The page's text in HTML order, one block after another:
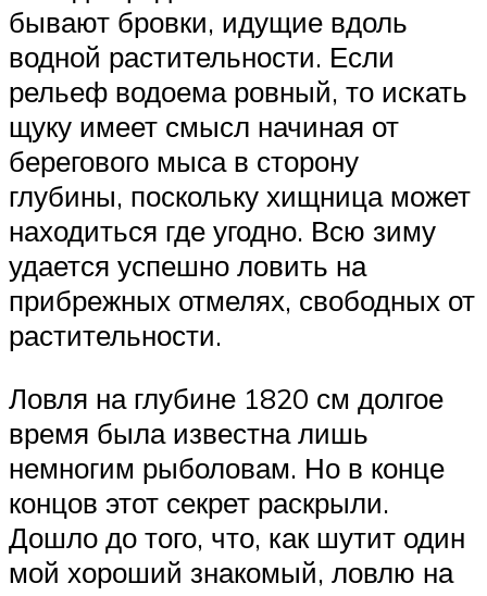
бывают бровки, идущие вдоль
водной растительности. Если
рельеф водоема ровный, то искать
щуку имеет смысл начиная от
берегового мыса в сторону
глубины, поскольку хищница может
находиться где угодно. Всю зиму
удается успешно ловить на
прибрежных отмелях, свободных от
растительности.
Ловля на глубине 1820 см долгое
время была известна лишь
немногим рыболовам. Но в конце
концов этот секрет раскрыли.
Дошло до того, что, как шутит один
мой хороший знакомый, ловлю на